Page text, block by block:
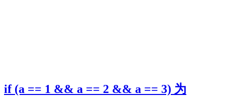
if (a == 1 && a == 2 && a == 3) 为